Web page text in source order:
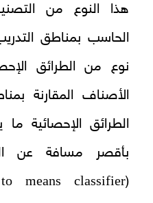
هذا النوع من
الحاسب بمناطق
نوع من الطرائق
الأصناف المقارنة
الطرائق الإحصائية
بأقصر مسافة عن
(
means classifier